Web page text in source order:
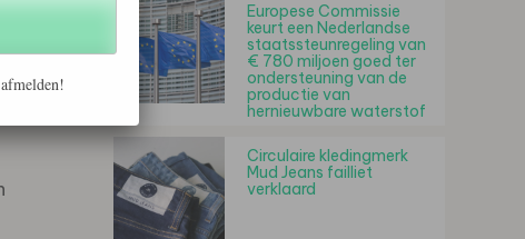
Europese Commissie
keurt een Nederlandse
staatssteunregeling van
€ 780 miljoen goed ter
ondersteuning van de
productie van
hernieuwbare waterstof
Circulaire kledingmerk
Mud Jeans failliet
verklaard